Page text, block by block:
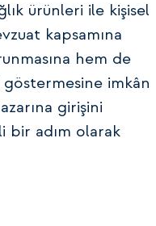
ürünleri ile kişisel
kapsamına
hem de
imkân
girişini
bir adım olarak